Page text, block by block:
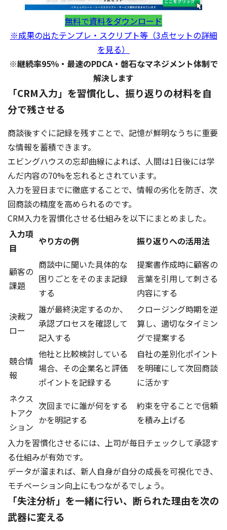
無料で資料をダウンロード
※成果の出たテンプレ・スクリプト等（3点セットの詳細
を見る）
※継続率95％・最速のPDCA・磐石なマネジメント体制で
解決します
「CRM入力」を習慣化し、振り返りの材料を自
分で残させる
商談後すぐに記録を残すことで、記憶が鮮明なうちに重要
な情報を蓄積できます。
エビングハウスの忘却曲線によれば、人間は1日後には学
んだ内容の70%を忘れるとされています。
入力を翌日までに徹底することで、情報の劣化を防ぎ、次
回商談の精度を高められるのです。
CRM入力を習慣化させる仕組みを以下にまとめました。
入力項
目
やり方の例 振り返りへの活用法
顧客の
課題
商談中に聞いた具体的な
困りごとをそのまま記録
する
提案書作成時に顧客の
言葉を引用して刺さる
内容にする
決裁フ
ロー
誰が最終決定するのか、
承認プロセスを確認して
記入する
クロージング時期を逆
算し、適切なタイミン
グで提案する
競合情
報
他社と比較検討している
場合、その企業名と評価
ポイントを記録する
自社の差別化ポイント
を明確にして次回商談
に活かす
ネクス
トアク
ション
次回までに誰が何をする
かを明記する
約束を守ることで信頼
を積み上げる
入力を習慣化させるには、上司が毎日チェックして承認す
る仕組みが有効です。
データが溜まれば、新人自身が自分の成長を可視化でき、
モチベーション向上にもつながるでしょう。
「失注分析」を一緒に行い、断られた理由を次の
武器に変える